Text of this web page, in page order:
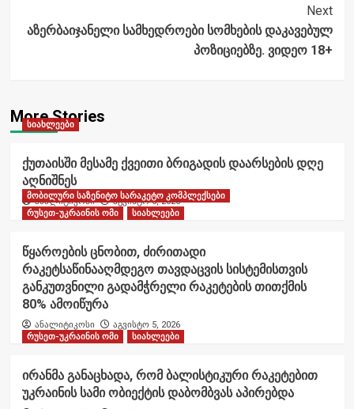
Next
აზერბაიჯანელი სამხედროები სომხების დაკავებულ
პოზიციებზე. ვიდეო 18+
More Stories
სიახლეები
ქუთაისში მესამე ქვეითი ბრიგადის დაარსების დღე
აღნიშნეს
ანალიტიკოსი აგვისტო 6, 2026
მობილური საზენიტო სარაკეტო კომპლექსები
რუსეთ-უკრაინის ომი
სიახლეები
წყაროების ცნობით, ძირითადი
რაკეტსაწინააღმდეგო თავდაცვის სისტემისთვის
განკუთვნილი გადამჭრელი რაკეტების თითქმის
80% ამოიწურა
ანალიტიკოსი
აგვისტო 5, 2026
რუსეთ-უკრაინის ომი
სიახლეები
ირანმა განაცხადა, რომ ბალისტიკური რაკეტებით
უკრაინის სამი ობიექტის დაბომბვას აპირებდა